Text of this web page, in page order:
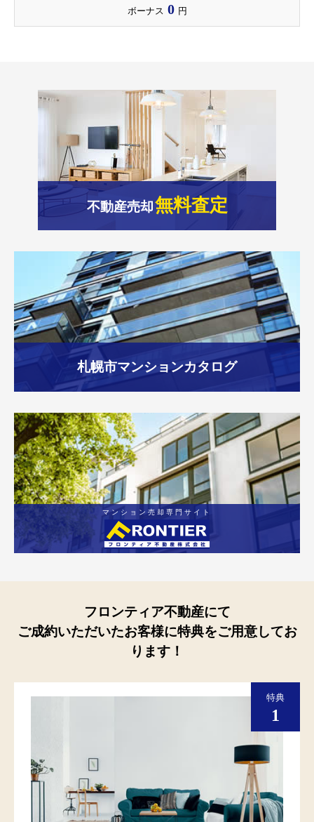
ボーナス 0 円
不動産売却無料査定
札幌市マンションカタログ
マンション売却専門サイト
フロンティア不動産にて
ご成約いただいたお客様に特典をご用意してお
ります！